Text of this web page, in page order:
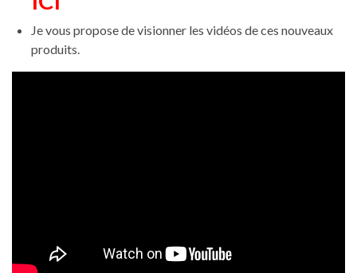
Je vous propose de visionner les vidéos de ces nouveaux
produits.